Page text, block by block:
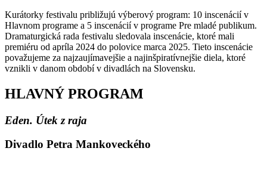
Kurátorky festivalu približujú výberový program: 10 inscenácií v
Hlavnom programe a 5 inscenácií v programe Pre mladé publikum.
Dramaturgická rada festivalu sledovala inscenácie, ktoré mali
premiéru od apríla 2024 do polovice marca 2025. Tieto inscenácie
považujeme za najzaujímavejšie a najinšpiratívnejšie diela, ktoré
vznikli v danom období v divadlách na Slovensku.
HLAVNÝ PROGRAM
Eden. Útek z raja
Divadlo Petra Mankoveckého